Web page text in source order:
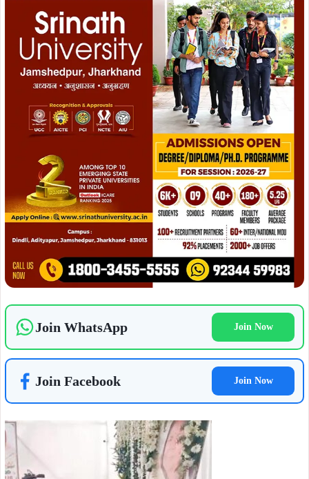
Join WhatsApp Join Now
Join Facebook Join Now